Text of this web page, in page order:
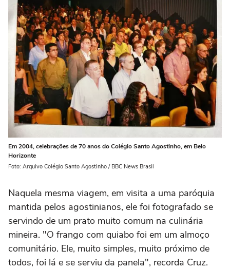
Em 2004, celebrações de 70 anos do Colégio Santo Agostinho, em Belo
Horizonte
Foto: Arquivo Colégio Santo Agostinho / BBC News Brasil
Naquela mesma viagem, em visita a uma paróquia
mantida pelos agostinianos, ele foi fotografado se
servindo de um prato muito comum na culinária
mineira. "O frango com quiabo foi em um almoço
comunitário. Ele, muito simples, muito próximo de
todos, foi lá e se serviu da panela", recorda Cruz.